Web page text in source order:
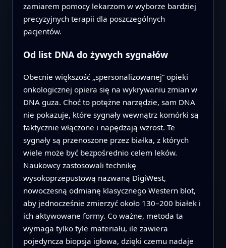
zamiarem pomocy lekarzom w wyborze bardziej
precyzyjnych terapii dla poszczególnych
pacjentów.
Od list DNA do żywych sygnałów
Obecnie większość „spersonalizowanej” opieki
onkologicznej opiera się na wykrywaniu zmian w
DNA guza. Choć to potężne narzędzie, sam DNA
nie pokazuje, które sygnały wewnątrz komórki są
faktycznie włączone i napędzają wzrost. Te
sygnały są przenoszone przez białka, z których
wiele może być bezpośrednio celem leków.
Naukowcy zastosowali technikę
wysokoprzepustową nazwaną DigiWest,
nowoczesną odmianę klasycznego Western blot,
aby jednocześnie zmierzyć około 130–200 białek i
ich aktywowane formy. Co ważne, metoda ta
wymaga tylko tyle materiału, ile zawiera
pojedyncza biopsja igłowa, dzięki czemu nadaje